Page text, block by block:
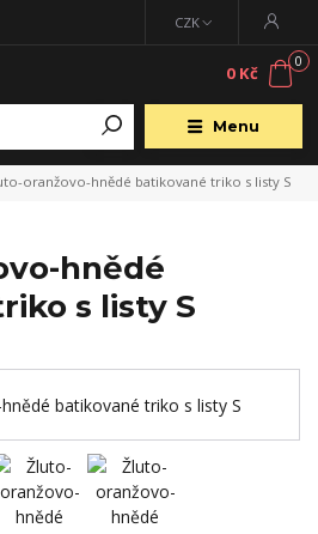
Menu
CZK
0
0 Kč
oranžovo-hnědé batikované triko s listy S
hnědé
s listy S